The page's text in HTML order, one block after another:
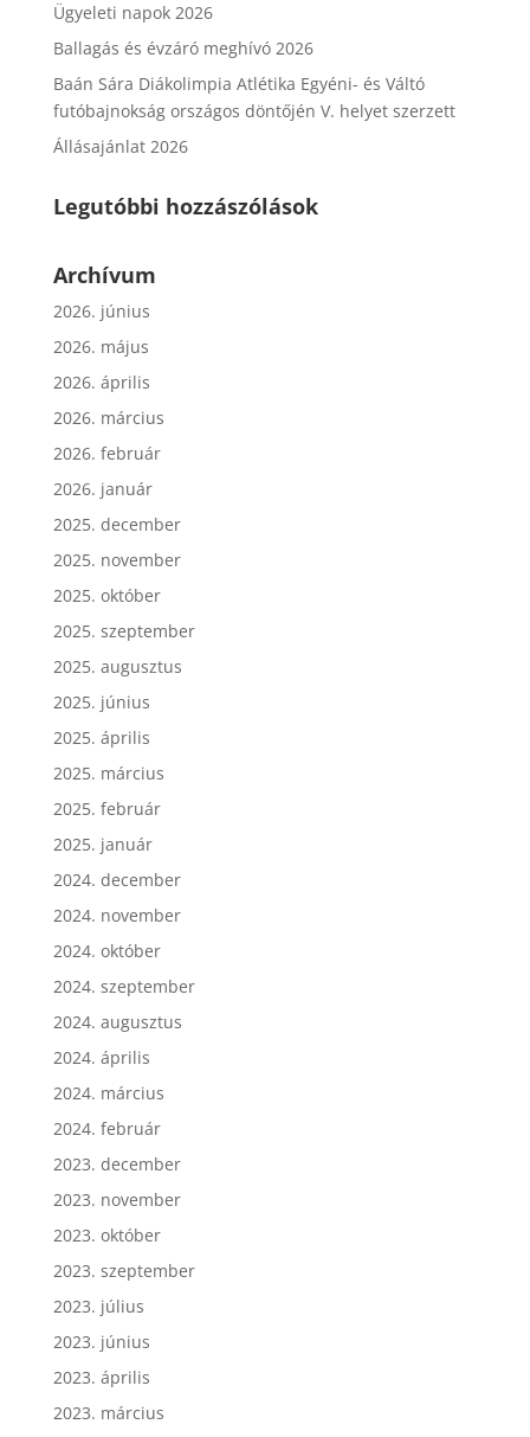
Ügyeleti napok 2026
Ballagás és évzáró meghívó 2026
Baán Sára Diákolimpia Atlétika Egyéni- és Váltó
futóbajnokság országos döntőjén V. helyet szerzett
Állásajánlat 2026
Legutóbbi hozzászólások
Archívum
2026. június
2026. május
2026. április
2026. március
2026. február
2026. január
2025. december
2025. november
2025. október
2025. szeptember
2025. augusztus
2025. június
2025. április
2025. március
2025. február
2025. január
2024. december
2024. november
2024. október
2024. szeptember
2024. augusztus
2024. április
2024. március
2024. február
2023. december
2023. november
2023. október
2023. szeptember
2023. július
2023. június
2023. április
2023. március